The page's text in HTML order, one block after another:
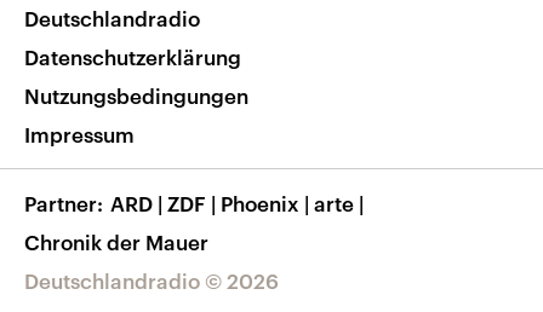
Nachrichten App
Frequenzen
Veranstaltungen
Musikliste
RSS
Barrierefreiheit
Deutschlandradio © 2026
Deutschlandradio
Datenschutzerklärung
Nutzungsbedingungen
Impressum
Partner ARD | ZDF | Phoenix | arte |
Chronik der Mauer